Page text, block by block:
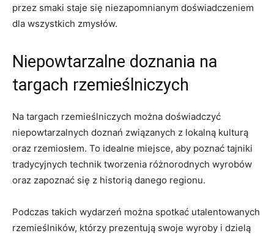
przez smaki staje się niezapomnianym doświadczeniem
dla ⁢wszystkich zmysłów.
Niepowtarzalne doznania na
targach rzemieślniczych
Na targach rzemieślniczych można doświadczyć
niepowtarzalnych‌ doznań związanych z lokalną kulturą
oraz rzemiosłem. To idealne miejsce, aby⁢ poznać tajniki
tradycyjnych technik tworzenia różnorodnych wyrobów
oraz‌ zapoznać się z historią danego regionu.
Podczas takich wydarzeń można spotkać utalentowanych‍
rzemieślników, którzy prezentują swoje wyroby i dzielą